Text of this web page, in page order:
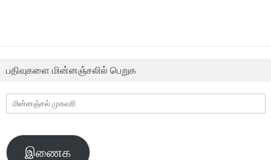
பதிவுகளை மின்னஞ்சலில் பெறுக
மின்னஞ்சல்
முகவரி
இணைக